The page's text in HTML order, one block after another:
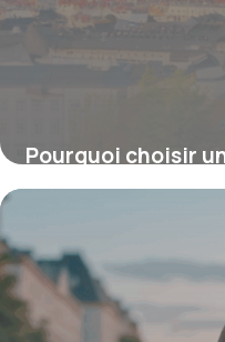
Pourquoi choisir
Clermont-Ferrand
16 juin 2026